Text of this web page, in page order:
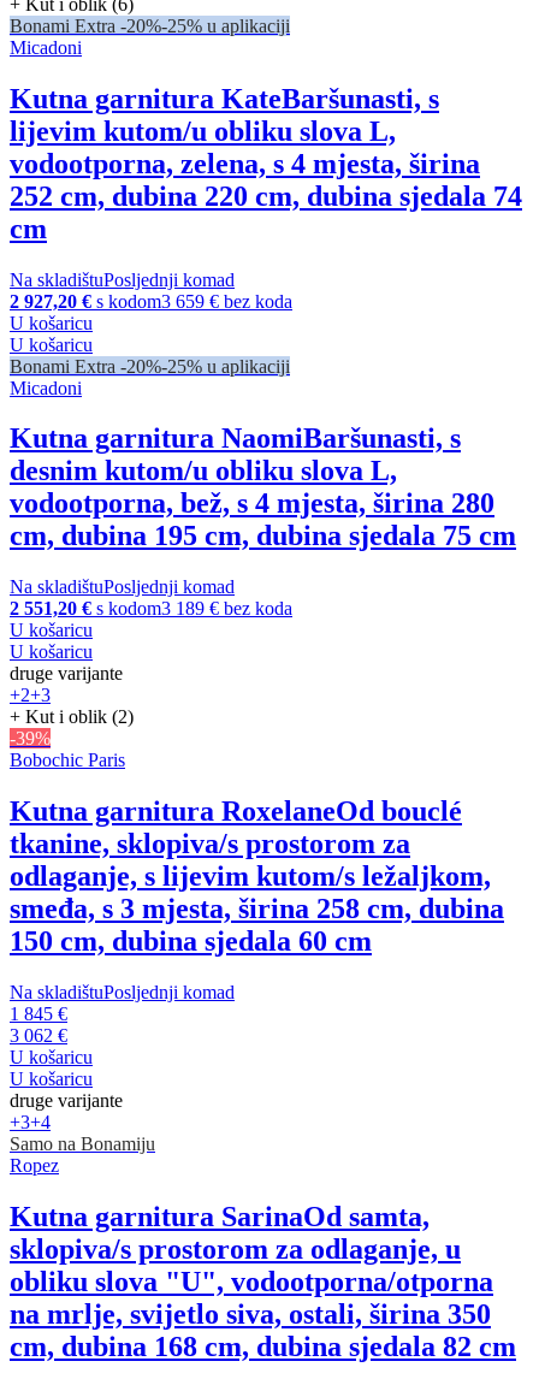
Bonami Extra -20%-25% u aplikaciji
Micadoni
Kutna garnitura KateBaršunasti, s
lijevim kutom/u obliku slova L,
vodootporna, zelena, s 4 mjesta, širina
252 cm, dubina 220 cm, dubina sjedala 74
cm
Na skladištuPosljednji komad
2 927,20 € s kodom3 659 € bez koda
U košaricu
U košaricu
Bonami Extra -20%-25% u aplikaciji
Micadoni
Kutna garnitura NaomiBaršunasti, s
desnim kutom/u obliku slova L,
vodootporna, bež, s 4 mjesta, širina 280
cm, dubina 195 cm, dubina sjedala 75 cm
Na skladištuPosljednji komad
2 551,20 € s kodom3 189 € bez koda
U košaricu
U košaricu
druge varijante
+2+3
+ Kut i oblik (2)
-39%
Bobochic Paris
Kutna garnitura RoxelaneOd bouclé
tkanine, sklopiva/s prostorom za
odlaganje, s lijevim kutom/s ležaljkom,
smeđa, s 3 mjesta, širina 258 cm, dubina
150 cm, dubina sjedala 60 cm
Na skladištuPosljednji komad
1 845 €
3 062 €
U košaricu
U košaricu
druge varijante
+3+4
Samo na Bonamiju
Ropez
Kutna garnitura SarinaOd samta,
sklopiva/s prostorom za odlaganje, u
obliku slova "U", vodootporna/otporna
na mrlje, svijetlo siva, ostali, širina 350
cm, dubina 168 cm, dubina sjedala 82 cm